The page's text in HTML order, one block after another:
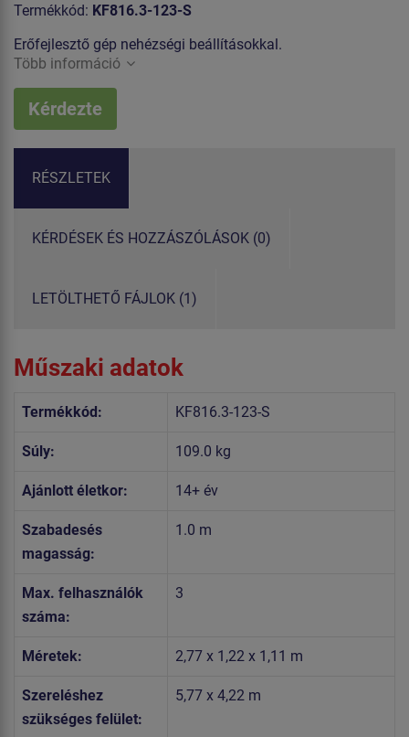
Termékkód: KF816.3-123-S
Erőfejlesztő gép nehézségi beállításokkal.
Több információ
Kérdezte
RÉSZLETEK
KÉRDÉSEK ÉS HOZZÁSZÓLÁSOK (0)
LETÖLTHETŐ FÁJLOK (1)
Műszaki adatok
Termékkód: KF816.3-123-S
Súly: 109.0 kg
Ajánlott életkor: 14+ év
Szabadesés
magasság:
1.0 m
Max. felhasználók
száma:
3
Méretek: 2,77 x 1,22 x 1,11 m
Szereléshez
szükséges felület:
5,77 x 4,22 m